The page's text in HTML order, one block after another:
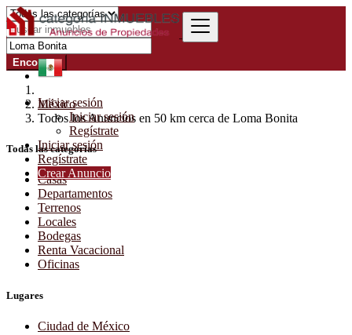
Iniciar sesión
Iniciar sesión
Regístrate
Iniciar sesión
Regístrate
Crear Anuncio
Encontrar
México
Todos los Anuncios en 50 km cerca de Loma Bonita
Todas las categorías
Casas
Departamentos
Terrenos
Locales
Bodegas
Renta Vacacional
Oficinas
Lugares
Ciudad de México